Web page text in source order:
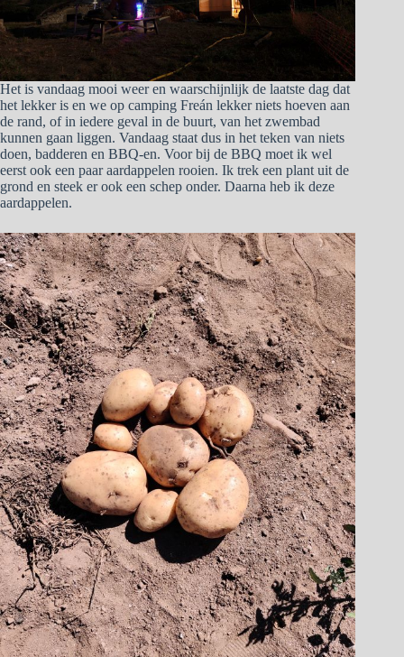
Het is vandaag mooi weer en waarschijnlijk de laatste dag dat
het lekker is en we op camping Freán lekker niets hoeven aan
de rand, of in iedere geval in de buurt, van het zwembad
kunnen gaan liggen. Vandaag staat dus in het teken van niets
doen, badderen en BBQ-en. Voor bij de BBQ moet ik wel
eerst ook een paar aardappelen rooien. Ik trek een plant uit de
grond en steek er ook een schep onder. Daarna heb ik deze
aardappelen.